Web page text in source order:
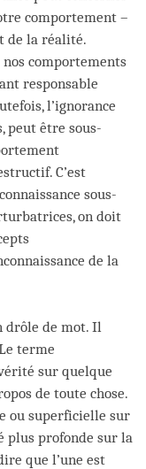
comportement –
de la réalité.
nos comportements
responsable
l’ignorance
peut être sous-
C’est
sous-
on doit
de la
drôle de mot. Il
terme
sur quelque
de toute chose.
ou superficielle sur
plus profonde sur la
que l’une est